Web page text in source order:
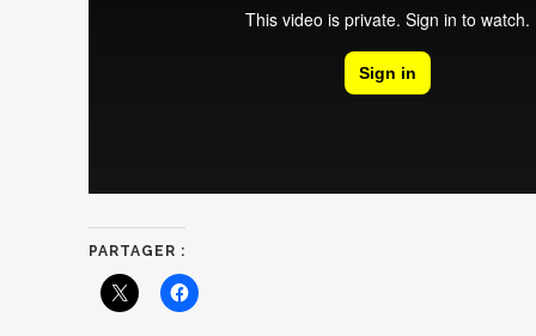
PARTAGER :